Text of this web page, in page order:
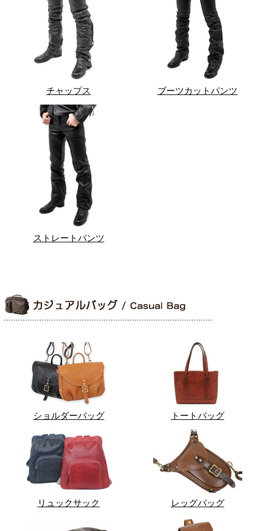
チャップス ブーツカットパンツ
ストレートパンツ
ショルダーバッグ トートバッグ
リュックサック レッグバッグ